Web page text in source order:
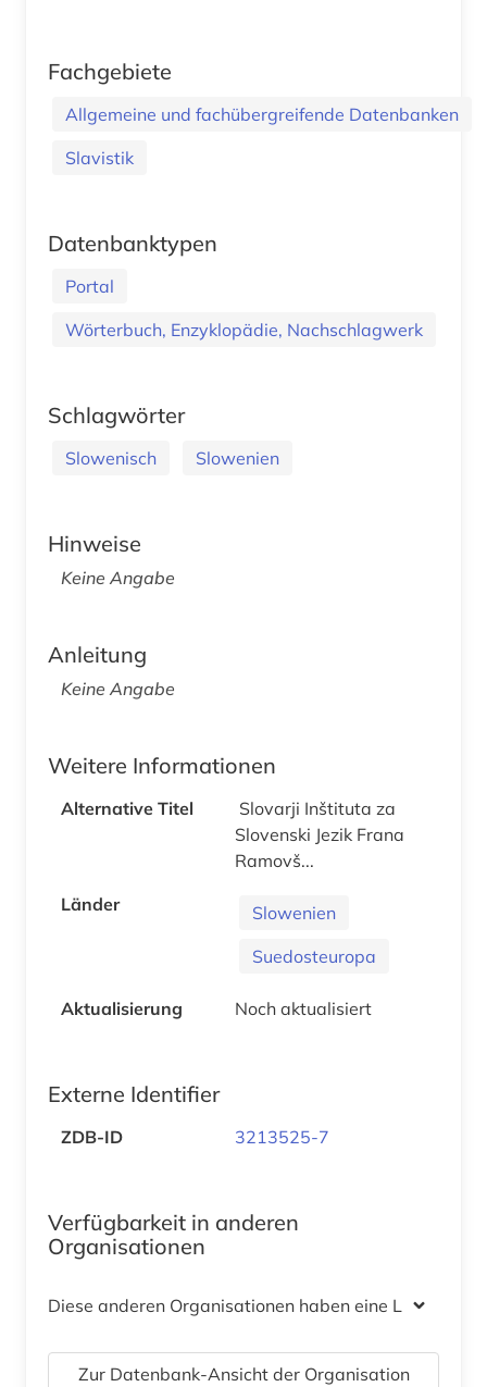
Fachgebiete
Allgemeine und fachübergreifende Datenbanken
Slavistik
Datenbanktypen
Portal
Wörterbuch, Enzyklopädie, Nachschlagwerk
Schlagwörter
Slowenisch Slowenien
Hinweise
Keine Angabe
Anleitung
Keine Angabe
Weitere Informationen
Alternative Titel
Slovarji Inštituta za
Slovenski Jezik Frana
Ramovš...
Länder
Slowenien
Suedosteuropa
Aktualisierung Noch aktualisiert
Externe Identifier
ZDB-ID 3213525-7
Verfügbarkeit in anderen
Organisationen
Diese anderen Organisationen haben eine Lizenz
Zur Datenbank-Ansicht der Organisation